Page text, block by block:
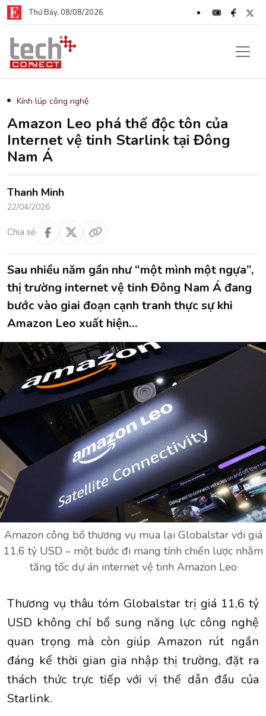
Thứ Bảy, 08/08/2026
Kính lúp công nghệ
Amazon Leo phá thế độc tôn của
Internet vệ tinh Starlink tại Đông
Nam Á
Thanh Minh
22/04/2026
Chia sẻ
Sau nhiều năm gần như “một mình một ngựa”,
thị trường internet vệ tinh Đông Nam Á đang
bước vào giai đoạn cạnh tranh thực sự khi
Amazon Leo xuất hiện…
Amazon công bố thương vụ mua lại Globalstar với giá
11,6 tỷ USD – một bước đi mang tính chiến lược nhằm
tăng tốc dự án internet vệ tinh Amazon Leo
Thương vụ thâu tóm Globalstar trị giá 11,6 tỷ
USD không chỉ bổ sung năng lực công nghệ
quan trọng mà còn giúp Amazon rút ngắn
đáng kể thời gian gia nhập thị trường, đặt ra
thách thức trực tiếp với vị thế dẫn đầu của
Starlink.